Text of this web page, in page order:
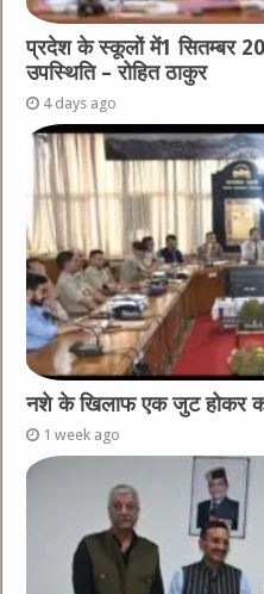
प्रदेश के स्कूलों में1 सितम्बर
उपस्थिति – रोहित ठाकुर
4 days ago
नशे के खिलाफ एक जुट होकर
1 week ago